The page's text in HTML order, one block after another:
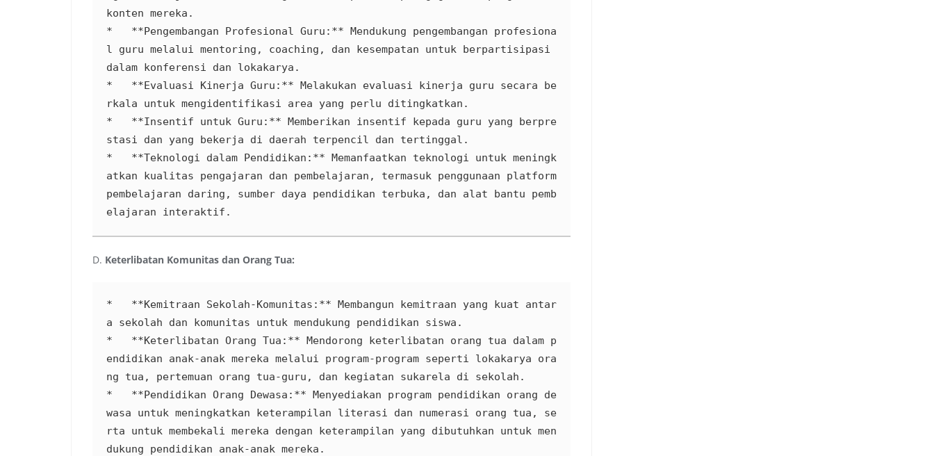
konten mereka.
*   **Pengembangan Profesional Guru:** Mendukung pengembangan profesiona
l guru melalui mentoring, coaching, dan kesempatan untuk berpartisipasi
dalam konferensi dan lokakarya.
*   **Evaluasi Kinerja Guru:** Melakukan evaluasi kinerja guru secara be
rkala untuk mengidentifikasi area yang perlu ditingkatkan.
*   **Insentif untuk Guru:** Memberikan insentif kepada guru yang berpre
stasi dan yang bekerja di daerah terpencil dan tertinggal.
*   **Teknologi dalam Pendidikan:** Memanfaatkan teknologi untuk meningk
atkan kualitas pengajaran dan pembelajaran, termasuk penggunaan platform
pembelajaran daring, sumber daya pendidikan terbuka, dan alat bantu pemb
elajaran interaktif.
D. Keterlibatan Komunitas dan Orang Tua:
*   **Kemitraan Sekolah-Komunitas:** Membangun kemitraan yang kuat antar
a sekolah dan komunitas untuk mendukung pendidikan siswa.
*   **Keterlibatan Orang Tua:** Mendorong keterlibatan orang tua dalam p
endidikan anak-anak mereka melalui program-program seperti lokakarya ora
ng tua, pertemuan orang tua-guru, dan kegiatan sukarela di sekolah.
*   **Pendidikan Orang Dewasa:** Menyediakan program pendidikan orang de
wasa untuk meningkatkan keterampilan literasi dan numerasi orang tua, se
rta untuk membekali mereka dengan keterampilan yang dibutuhkan untuk men
dukung pendidikan anak-anak mereka.